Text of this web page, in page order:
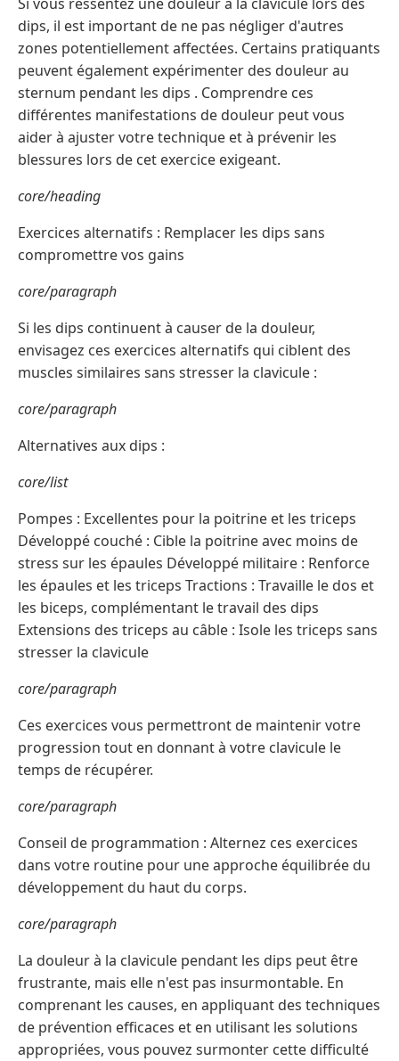
dips, il est important de ne pas négliger d'autres
zones potentiellement affectées. Certains pratiquants
peuvent également expérimenter des douleur au
sternum pendant les dips . Comprendre ces
différentes manifestations de douleur peut vous
aider à ajuster votre technique et à prévenir les
blessures lors de cet exercice exigeant.
core/heading
Exercices alternatifs : Remplacer les dips sans
compromettre vos gains
core/paragraph
Si les dips continuent à causer de la douleur,
envisagez ces exercices alternatifs qui ciblent des
muscles similaires sans stresser la clavicule :
core/paragraph
Alternatives aux dips :
core/list
Pompes : Excellentes pour la poitrine et les triceps
Développé couché : Cible la poitrine avec moins de
stress sur les épaules Développé militaire : Renforce
les épaules et les triceps Tractions : Travaille le dos et
les biceps, complémentant le travail des dips
Extensions des triceps au câble : Isole les triceps sans
stresser la clavicule
core/paragraph
Ces exercices vous permettront de maintenir votre
progression tout en donnant à votre clavicule le
temps de récupérer.
core/paragraph
Conseil de programmation : Alternez ces exercices
dans votre routine pour une approche équilibrée du
développement du haut du corps.
core/paragraph
La douleur à la clavicule pendant les dips peut être
frustrante, mais elle n'est pas insurmontable. En
comprenant les causes, en appliquant des techniques
de prévention efficaces et en utilisant les solutions
appropriées, vous pouvez surmonter cette difficulté